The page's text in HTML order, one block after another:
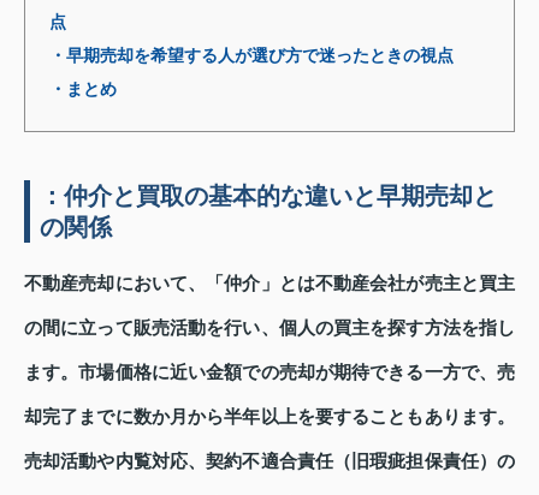
点
・早期売却を希望する人が選び方で迷ったときの視点
・まとめ
：仲介と買取の基本的な違いと早期売却と
の関係
不動産売却において、「仲介」とは不動産会社が売主と買主
の間に立って販売活動を行い、個人の買主を探す方法を指し
ます。市場価格に近い金額での売却が期待できる一方で、売
却完了までに数か月から半年以上を要することもあります。
売却活動や内覧対応、契約不適合責任（旧瑕疵担保責任）の